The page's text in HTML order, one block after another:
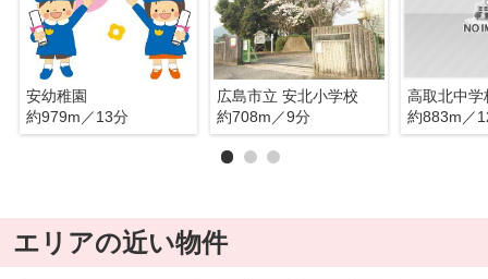
安幼稚園
約979m／13分
広島市立 安北小学校
約708m／9分
高取北中学
約883m／
エリアの近い物件